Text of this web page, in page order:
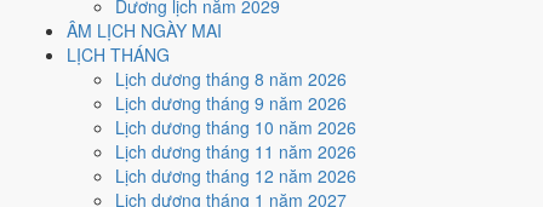
Dương lịch năm 2029
ÂM LỊCH NGÀY MAI
LỊCH THÁNG
Lịch dương tháng 8 năm 2026
Lịch dương tháng 9 năm 2026
Lịch dương tháng 10 năm 2026
Lịch dương tháng 11 năm 2026
Lịch dương tháng 12 năm 2026
Lịch dương tháng 1 năm 2027
Xem ngày23/1/2028
lịch - Ngày 27/12 âm lịch
(Đinh Mùi) tốt hay xấu?